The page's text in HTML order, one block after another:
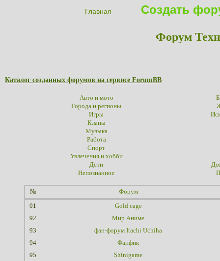
Главная Создать
Форум
Каталог созданных форумов на сервисе ForumBB
Авто и мото
Города и регионы
Игры
Кланы
Музыка
Работа
Спорт
Увлечения и хобби
Дети
Непознанное
№ Форум
91
Gold cage
92
Мир Аниме
93
фан-форум Itachi Uchiha
94
Фанфик
95
Shinigame